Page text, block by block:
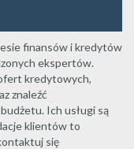
finansów i kredytów
ekspertów.
kredytowych,
znaleźć
Ich usługi są
klientów to
się